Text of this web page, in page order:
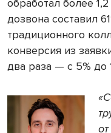
обработал более
дозвона составил
традиционного
конверсия из
два раза — с 5% до